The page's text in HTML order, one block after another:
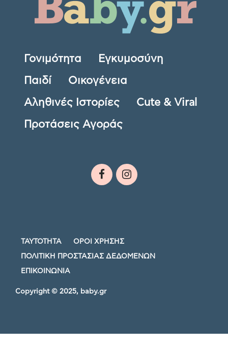
Γονιμότητα Εγκυμοσύνη
Παιδί Οικογένεια
Αληθινές Ιστορίες Cute & Viral
Προτάσεις Αγοράς
ΤΑΥΤΟΤΗΤΑ ΟΡΟΙ ΧΡΗΣΗΣ
ΠΟΛΙΤΙΚΗ ΠΡΟΣΤΑΣΙΑΣ ΔΕΔΟΜΕΝΩΝ
ΕΠΙΚΟΙΝΩΝΙΑ
Copyright © 2025, baby.gr